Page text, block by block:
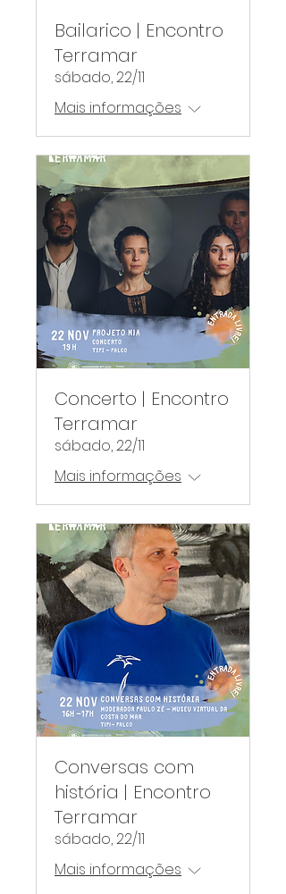
Bailarico | Encontro
Terramar
sábado, 22/11
Mais informações
Concerto | Encontro
Terramar
sábado, 22/11
Mais informações
Conversas com
história | Encontro
Terramar
sábado, 22/11
Mais informações